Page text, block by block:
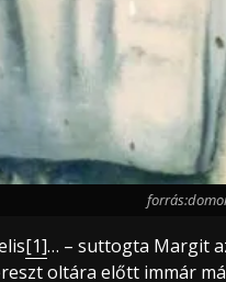
[1]… – suttogta Margit
oltára előtt immár